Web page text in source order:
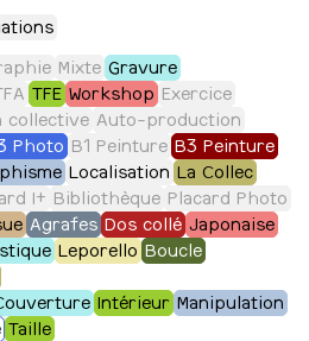
Mixte Gravure
TFE Workshop Exercice
collective Auto-production
Photo B1 Peinture B3 Peinture
Localisation La Collec
I+ Bibliothèque Placard Photo
Agrafes Dos collé Japonaise
Leporello Boucle
Intérieur Manipulation
Taille